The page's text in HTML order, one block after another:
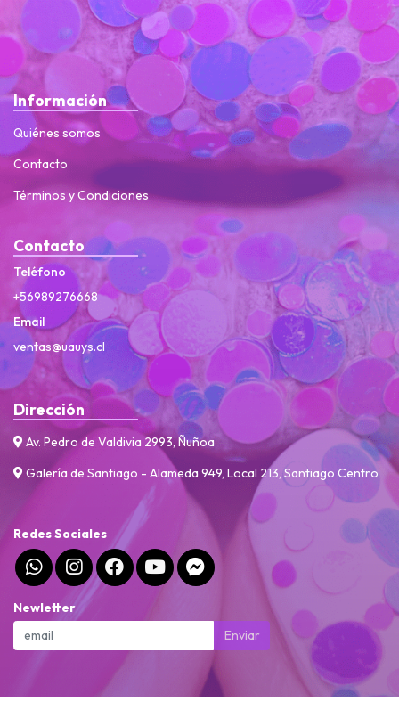
Información
Quiénes somos
Contacto
Términos y Condiciones
Contacto
Teléfono
+56989276668
Email
ventas@uauys.cl
Dirección
Av. Pedro de Valdivia 2993, Ñuñoa
Galería de Santiago - Alameda 949, Local 213, Santiago Centro
Redes Sociales
Newletter
Enviar